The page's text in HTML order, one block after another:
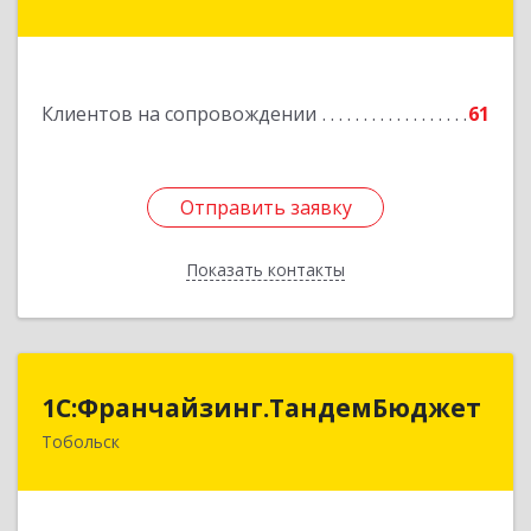
Клиентов на сопровождении 61
Отправить заявку
Показать контакты
Отправить заявку
Назад
1С:Франчайзинг.ТандемБюджет
Тобольск
1С:Франчайзинг.ТандемБюджет